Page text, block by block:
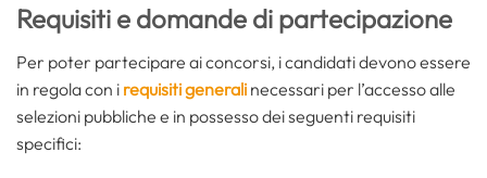
Requisiti e domande di partecipazione
Per poter partecipare ai concorsi, i candidati devono essere
in regola con i requisiti generali necessari per l’accesso alle
selezioni pubbliche e in possesso dei seguenti requisiti
specifici: